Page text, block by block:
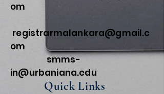
om
registrarmalankara@gmail.c
om
smms-
in@urbaniana.edu
Quick Links